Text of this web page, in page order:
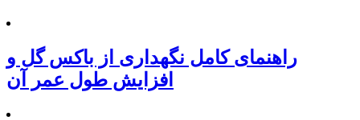
راهنمای کامل نگهداری از باکس گل و
افزایش طول عمر آن